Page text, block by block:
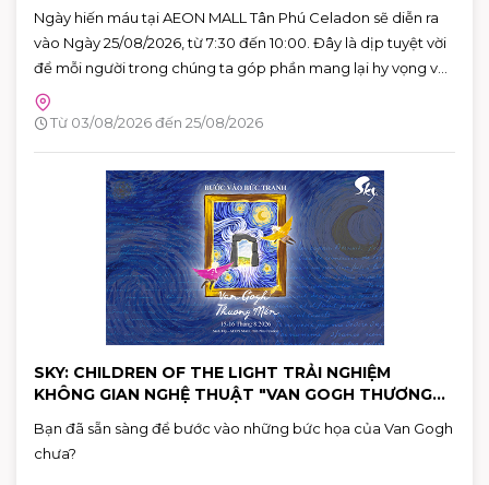
Ngày hiến máu tại AEON MALL Tân Phú Celadon sẽ diễn ra
vào Ngày 25/08/2026, từ 7:30 đến 10:00. Đây là dịp tuyệt vời
để mỗi người trong chúng ta góp phần mang lại hy vọng và
cứu sống những người bệnh đang cần máu trong cuộc
sống. Hãy đến tham gia và cùng lan tỏa thông điệp yêu
Từ 03/08/2026 đến 25/08/2026
SKY: CHILDREN OF THE LIGHT TRẢI NGHIỆM
KHÔNG GIAN NGHỆ THUẬT "VAN GOGH THƯƠNG
Bạn đã sẵn sàng để bước vào những bức họa của Van Gogh
chưa?